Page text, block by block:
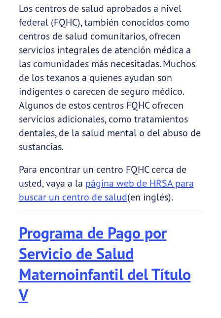
Los centros de salud aprobados a nivel
federal (FQHC), también conocidos como
centros de salud comunitarios, ofrecen
servicios integrales de atención médica a
las comunidades más necesitadas. Muchos
de los texanos a quienes ayudan son
indigentes o carecen de seguro médico.
Algunos de estos centros FQHC ofrecen
servicios adicionales, como tratamientos
dentales, de la salud mental o del abuso de
sustancias.
Para encontrar un centro FQHC cerca de
usted, vaya a la página web de HRSA para
buscar un centro de salud(en inglés).
Programa de Pago por
Servicio de Salud
Maternoinfantil del Título
V